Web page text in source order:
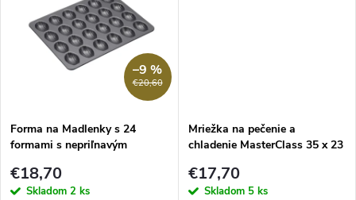
v
€20,60
–9 %
Forma na Madlenky s 24
formami s nepriľnavým
€18,70
Skladom 2 ks
Mriežka na pečenie a
chladenie MasterClass 35 x 23
€17,70
Skladom 5 ks